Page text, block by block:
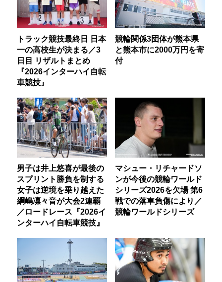
トラック競技最終日 日本
一の高校生が決まる／3
日目 リザルトまとめ
『2026インターハイ自転
車競技』
競輪関係3団体が熊本県
と熊本市に2000万円を寄
付
男子は井上悠喜が最後の
スプリント勝負を制する
女子は逆境を乗り越えた
綱嶋凜々音が大会2連覇
／ロードレース『2026イ
ンターハイ自転車競技』
マシュー・リチャードソ
ンが今後の競輪ワールド
シリーズ2026を欠場 第6
戦での落車負傷により／
競輪ワールドシリーズ